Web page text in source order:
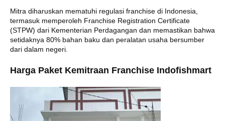
Mitra diharuskan mematuhi regulasi franchise di Indonesia,
termasuk memperoleh Franchise Registration Certificate
(STPW) dari Kementerian Perdagangan dan memastikan bahwa
setidaknya 80% bahan baku dan peralatan usaha bersumber
dari dalam negeri.
Harga Paket Kemitraan Franchise Indofishmart